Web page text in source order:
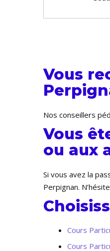
Vous
Nos conseillers
Vous
ou aux
Si vous avez la
Perpignan.
Cours
Cours